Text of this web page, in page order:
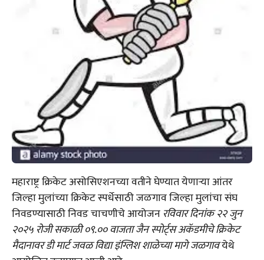
महाराष्ट्र क्रिकेट असोसिएशनच्या वतीने घेण्यात येणाऱ्या आंतर
जिल्हा मुलांच्या क्रिकेट स्पर्धेसाठी जळगाव जिल्हा मुलांचा संघ
निवडण्यासाठी निवड चाचणीचे आयोजन रविवार दिनांक २२ जुन
२०२५ रोजी सकाळी ०९.०० वाजता जैन स्पोर्ट्स अकॅडमीचे क्रिकेट
मैदानावर डी मार्ट जवळ विद्या इंग्लिश शाळेच्या मागे जळगावयेथे